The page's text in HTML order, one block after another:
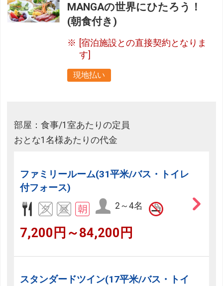
MANGAの世界にひたろう！
(朝食付き)
[宿泊施設との直接契約となりま
す]
現地払い
部屋：食事/1室あたりの定員
おとな1名様あたりの代金
ファミリールーム(31平米/バス・トイレ
付フォース)
2～4名
7,200円～84,200円
スタンダードツイン(17平米/バス・トイ